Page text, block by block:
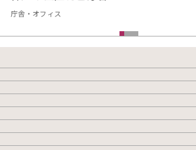
庁舎・オフィス